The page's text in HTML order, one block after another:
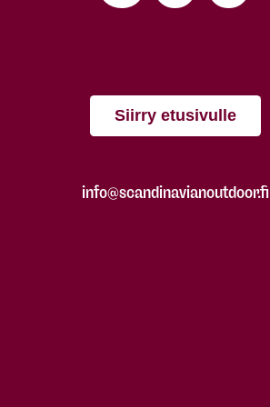
Siirry etusivulle
info@scandinavianoutdoor.fi